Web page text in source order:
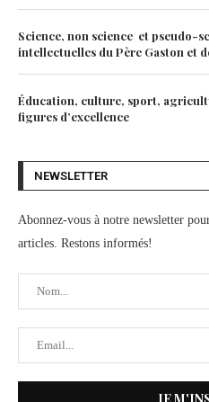
Science, non science et pseudo-
intellectuelles du Père Gaston et
Éducation, culture, sport,
figures d’excellence
NEWSLETTER
Abonnez-vous à notre newsletter
articles. Restons informés!